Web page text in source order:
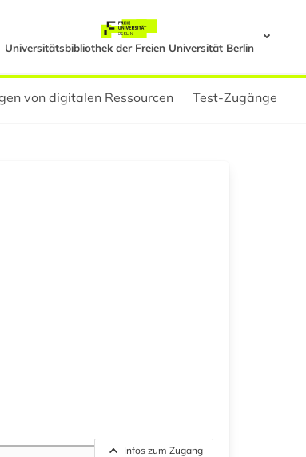
Universitätsbibliothek der Freien Universität Berlin
von digitalen Ressourcen Test-Zugänge
Infos zum Zugang